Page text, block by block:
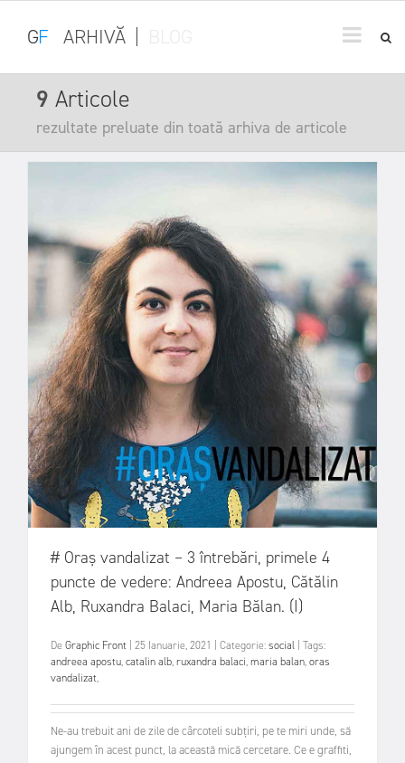
GF ARHIVĂ
9 Articole
rezultate preluate din toată arhiva de articole
# Oraș vandalizat – 3 întrebări, primele 4
puncte de vedere: Andreea Apostu, Cătălin
Alb, Ruxandra Balaci, Maria Bălan. (I)
De Graphic Front 25 Ianuarie, 2021 Categorie:social Tags:
andreea apostu,catalin alb,ruxandra balaci,maria balan,oras
vandalizat,
Ne-au trebuit ani de zile de cârcoteli subțiri, pe te miri unde, să
ajungem în acest punct, la această mică cercetare. Ce e graffiti,